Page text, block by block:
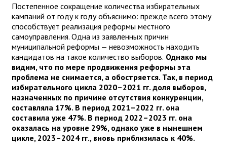
Постепенное сокращение количества избирательных
кампаний от году к году объяснимо: прежде всего этому
способствует реализация реформы местного
самоуправления. Одна из заявленных причин
муниципальной реформы — невозможность находить
кандидатов на такое количество выборов. Однако мы
видим, что по мере продвижения реформы эта
проблема не снимается, а обостряется. Так, в период
избирательного цикла 2020–2021 гг. доля выборов,
назначенных по причине отсутствия конкуренции,
составляла 17%. В период 2021–2022 гг. она
составила уже 47%. В период 2022–2023 гг. она
оказалась на уровне 29%, однако уже в нынешнем
цикле, 2023–2024 гг., вновь приблизилась к 40%.